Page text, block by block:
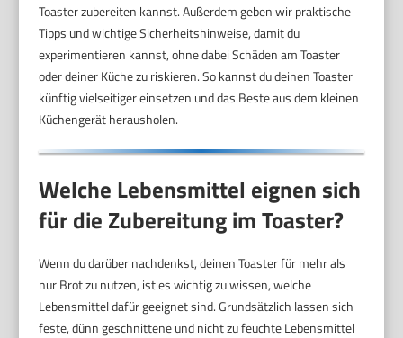
Toaster zubereiten kannst. Außerdem geben wir praktische
Tipps und wichtige Sicherheitshinweise, damit du
experimentieren kannst, ohne dabei Schäden am Toaster
oder deiner Küche zu riskieren. So kannst du deinen Toaster
künftig vielseitiger einsetzen und das Beste aus dem kleinen
Küchengerät herausholen.
Welche Lebensmittel eignen sich
für die Zubereitung im Toaster?
Wenn du darüber nachdenkst, deinen Toaster für mehr als
nur Brot zu nutzen, ist es wichtig zu wissen, welche
Lebensmittel dafür geeignet sind. Grundsätzlich lassen sich
feste, dünn geschnittene und nicht zu feuchte Lebensmittel